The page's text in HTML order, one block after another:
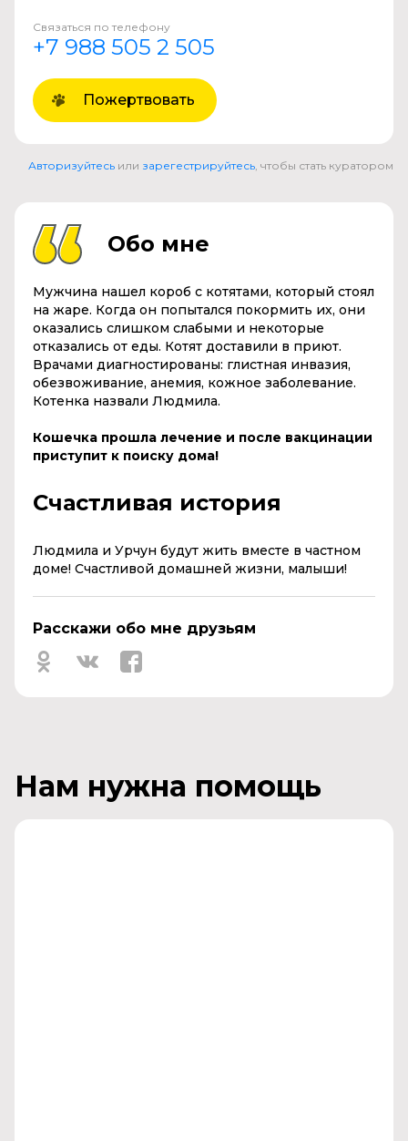
Связаться по телефону
+7 988 505 2 505
Пожертвовать
Авторизуйтесь или зарегестрируйтесь, чтобы стать куратором
Обо мне
Мужчина нашел короб с котятами, который стоял
на жаре. Когда он попытался покормить их, они
оказались слишком слабыми и некоторые
отказались от еды. Котят доставили в приют.
Врачами диагностированы: глистная инвазия,
обезвоживание, анемия, кожное заболевание.
Котенка назвали Людмила.
Кошечка прошла лечение и после вакцинации
приступит к поиску дома!
Счастливая история
Людмила и Урчун будут жить вместе в частном
доме! Счастливой домашней жизни, малыши!
Расскажи обо мне друзьям
Нам нужна помощь